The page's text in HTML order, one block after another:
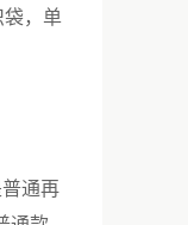
，单
通再